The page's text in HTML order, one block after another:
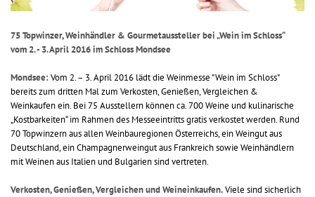
75 Topwinzer, Weinhändler & Gourmetaussteller bei „Wein im Schloss“
vom 2. - 3. April 2016 im Schloss Mondsee
Mondsee:Vom 2. – 3. April 2016 lädt die Weinmesse "Wein im Schloss"
bereits zum dritten Mal zum Verkosten, Genießen, Vergleichen &
Weinkaufen ein. Bei 75 Ausstellern können ca. 700 Weine und kulinarische
„Kostbarkeiten“ im Rahmen des Messeeintritts gratis verkostet werden. Rund
70 Topwinzern aus allen Weinbauregionen Österreichs, ein Weingut aus
Deutschland, ein Champagnerweingut aus Frankreich sowie Weinhändlern
mit Weinen aus Italien und Bulgarien sind vertreten.
Verkosten, Genießen, Vergleichen und Weineinkaufen.Viele sind sicherlich